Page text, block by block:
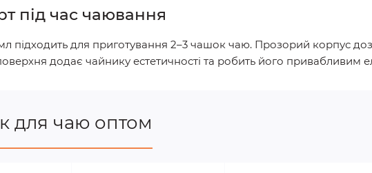
під час чаювання
підходить для приготування 2–3 чашок чаю. Прозорий корпус
додає чайнику естетичності та робить його привабливим
для чаю оптом